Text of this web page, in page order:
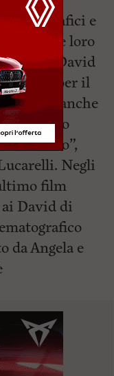
e
per le loro
vinto il David
2018 per il
anche
sono
Negli
film
David di
da Angela e